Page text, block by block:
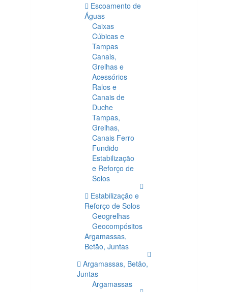
Escoamento de
Águas
Caixas
Cúbicas e
Tampas
Canais,
Grelhas e
Acessórios
Ralos e
Canais de
Duche
Tampas,
Grelhas,
Canais Ferro
Fundido
Estabilização
e Reforço de
Solos
Estabilização e
Reforço de Solos
Geogrelhas
Geocompósitos
Argamassas,
Betão, Juntas
Argamassas, Betão,
Juntas
Argamassas